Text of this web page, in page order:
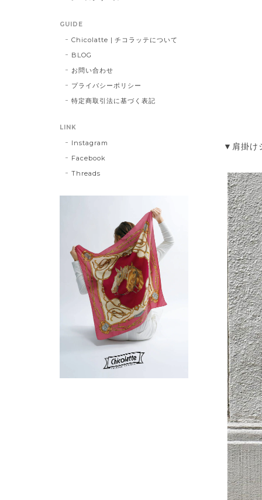
▼肩掛け
GUIDE
Chicolatte | チコラッテについて
BLOG
お問い合わせ
プライバシーポリシー
特定商取引法に基づく表記
LINK
Instagram
Facebook
Threads